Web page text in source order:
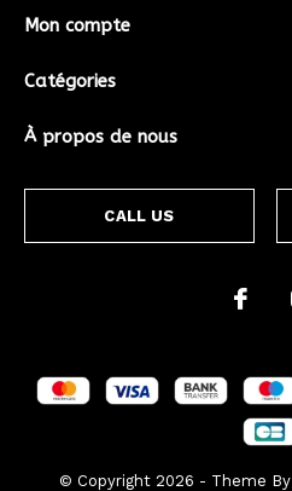
Mon compte
Catégories
À propos de nous
CALL US
© Copyright 2026 - Theme By